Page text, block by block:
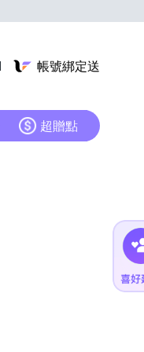
帳號綁定送
超贈點